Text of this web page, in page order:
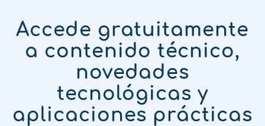
Accede gratuitamente
a contenido técnico,
novedades
tecnológicas y
aplicaciones prácticas